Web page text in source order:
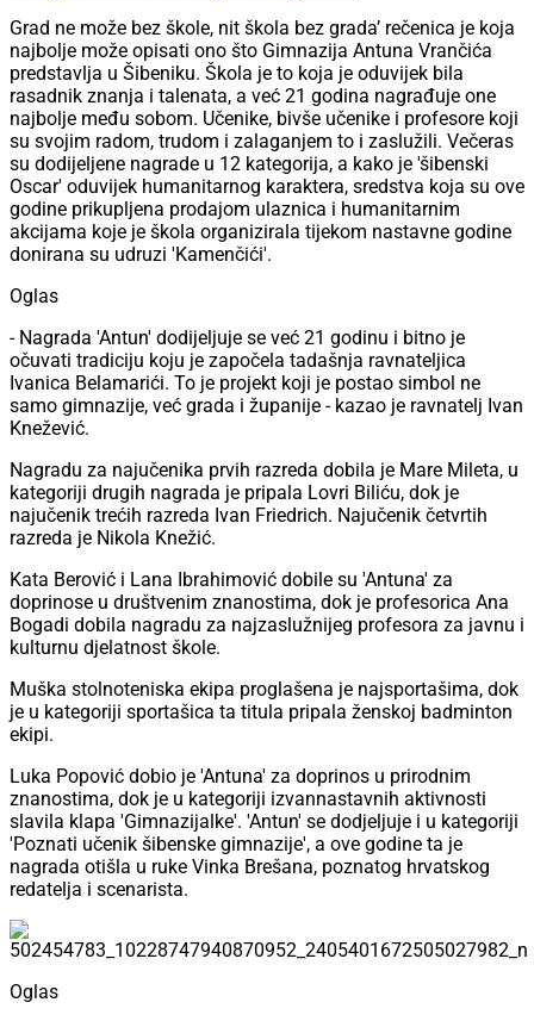
Grad ne može bez škole, nit škola bez grada’ rečenica je koja
najbolje može opisati ono što Gimnazija Antuna Vrančića
predstavlja u Šibeniku. Škola je to koja je oduvijek bila
rasadnik znanja i talenata, a već 21 godina nagrađuje one
najbolje među sobom. Učenike, bivše učenike i profesore koji
su svojim radom, trudom i zalaganjem to i zaslužili. Večeras
su dodijeljene nagrade u 12 kategorija, a kako je 'šibenski
Oscar' oduvijek humanitarnog karaktera, sredstva koja su ove
godine prikupljena prodajom ulaznica i humanitarnim
akcijama koje je škola organizirala tijekom nastavne godine
donirana su udruzi 'Kamenčići'.
Oglas
- Nagrada 'Antun' dodijeljuje se već 21 godinu i bitno je
očuvati tradiciju koju je započela tadašnja ravnateljica
Ivanica Belamarići. To je projekt koji je postao simbol ne
samo gimnazije, već grada i županije - kazao je ravnatelj Ivan
Knežević.
Nagradu za najučenika prvih razreda dobila je Mare Mileta, u
kategoriji drugih nagrada je pripala Lovri Biliću, dok je
najučenik trećih razreda Ivan Friedrich. Najučenik četvrtih
razreda je Nikola Knežić.
Kata Berović i Lana Ibrahimović dobile su 'Antuna' za
doprinose u društvenim znanostima, dok je profesorica Ana
Bogadi dobila nagradu za najzaslužnijeg profesora za javnu i
kulturnu djelatnost škole.
Muška stolnoteniska ekipa proglašena je najsportašima, dok
je u kategoriji sportašica ta titula pripala ženskoj badminton
ekipi.
Luka Popović dobio je 'Antuna' za doprinos u prirodnim
znanostima, dok je u kategoriji izvannastavnih aktivnosti
slavila klapa 'Gimnazijalke'. 'Antun' se dodjeljuje i u kategoriji
'Poznati učenik šibenske gimnazije', a ove godine ta je
nagrada otišla u ruke Vinka Brešana, poznatog hrvatskog
redatelja i scenarista.
Oglas